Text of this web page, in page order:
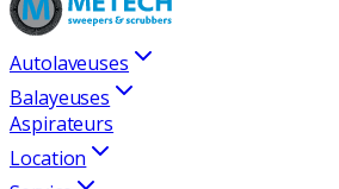
Autolaveuses
Balayeuses
Aspirateurs
Location